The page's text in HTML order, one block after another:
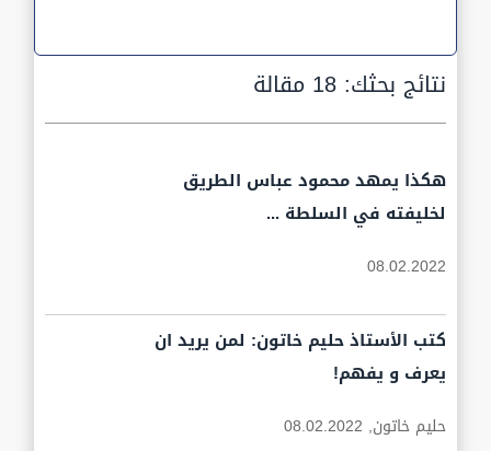
نتائج بحثك:18 مقالة
هكذا يمهد محمود عباس الطريق
لخليفته في السلطة ...
08.02.2022
كتب الأستاذ حليم خاتون: لمن يريد ان
يعرف و يفهم!
حليم خاتون, 08.02.2022